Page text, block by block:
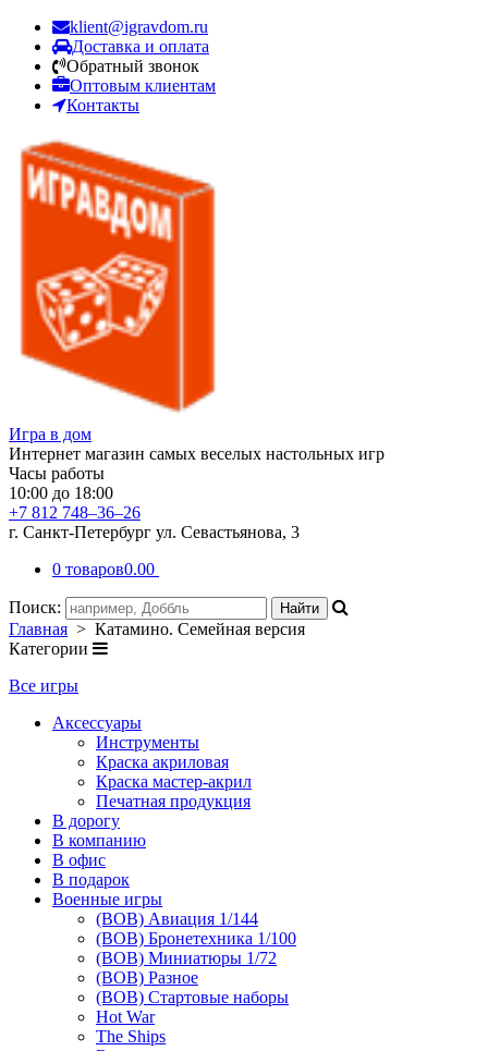
klient@igravdom.ru
Доставка и оплата
Обратный звонок
Оптовым клиентам
Контакты
Игра в дом
Интернет магазин самых веселых настольных игр
Часы работы
10:00 до 18:00
+7 812 748–36–26
г. Санкт-Петербург ул. Севастьянова, 3
0 товаров0.00
Поиск:
Главная > Катамино. Семейная версия
Категории
Все игры
Аксессуары
Инструменты
Краска акриловая
Краска мастер-акрил
Печатная продукция
В дорогу
В компанию
В офис
В подарок
Военные игры
(ВОВ) Авиация 1/144
(ВОВ) Бронетехника 1/100
(ВОВ) Миниатюры 1/72
(ВОВ) Разное
(ВОВ) Стартовые наборы
Hot War
The Ships